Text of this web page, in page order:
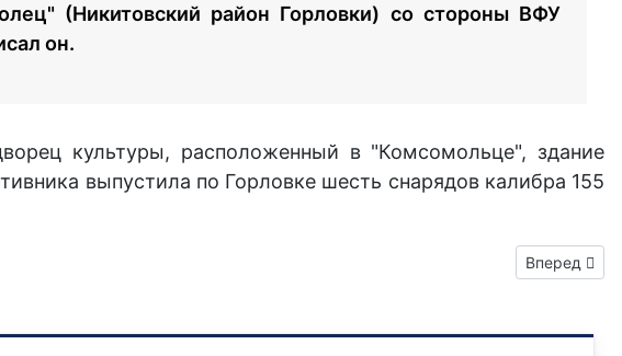
(Никитовский район Горловки) со стороны ВФУ
он.
культуры, расположенный в "Комсомольце", здание
выпустила по Горловке шесть снарядов калибра 155
Следующий:
Вперед